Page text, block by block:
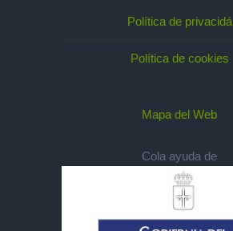
Política de privacidá
Política de cookies
Mapa del Web
Cola ayuda de